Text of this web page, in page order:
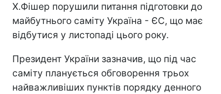
Х.Фішер порушили питання підготовки до
майбутнього саміту Україна - ЄС, що має
відбутися у листопаді цього року.
Президент України зазначив, що під час
саміту планується обговорення трьох
найважливіших пунктів порядку денного